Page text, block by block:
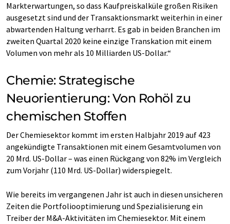
Markterwartungen, so dass Kaufpreiskalküle großen Risiken
ausgesetzt sind und der Transaktionsmarkt weiterhin in einer
abwartenden Haltung verharrt. Es gab in beiden Branchen im
zweiten Quartal 2020 keine einzige Transkation mit einem
Volumen von mehr als 10 Milliarden US-Dollar.“
Chemie: Strategische
Neuorientierung: Von Rohöl zu
chemischen Stoffen
Der Chemiesektor kommt im ersten Halbjahr 2019 auf 423
angekündigte Transaktionen mit einem Gesamtvolumen von
20 Mrd. US-Dollar – was einen Rückgang von 82% im Vergleich
zum Vorjahr (110 Mrd. US-Dollar) widerspiegelt.
Wie bereits im vergangenen Jahr ist auch in diesen unsicheren
Zeiten die Portfoliooptimierung und Spezialisierung ein
Treiber der M&A-Aktivitäten im Chemiesektor. Mit einem